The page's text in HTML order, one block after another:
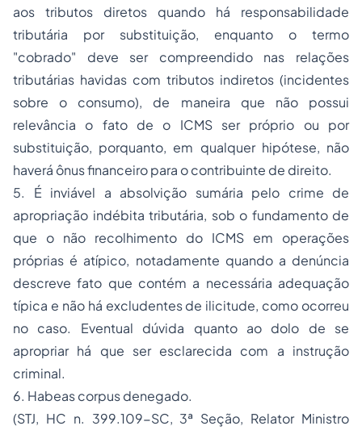
aos tributos diretos quando há responsabilidade
tributária por substituição, enquanto o termo
"cobrado" deve ser compreendido nas relações
tributárias havidas com tributos indiretos (incidentes
sobre o consumo), de maneira que não possui
relevância o fato de o ICMS ser próprio ou por
substituição, porquanto, em qualquer hipótese, não
haverá ônus financeiro para o contribuinte de direito.
5. É inviável a absolvição sumária pelo crime de
apropriação indébita tributária, sob o fundamento de
que o não recolhimento do ICMS em operações
próprias é atípico, notadamente quando a denúncia
descreve fato que contém a necessária adequação
típica e não há excludentes de ilicitude, como ocorreu
no caso. Eventual dúvida quanto ao dolo de se
apropriar há que ser esclarecida com a instrução
criminal.
6. Habeas corpus denegado.
(STJ, HC n. 399.109-SC, 3ª Seção, Relator Ministro